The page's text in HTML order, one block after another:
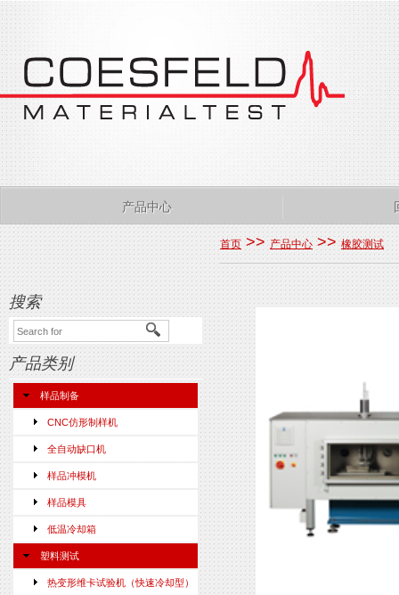
产品中心
搜索
产品类别
样品制备
CNC仿形制样机
全自动缺口机
样品冲模机
样品模具
低温冷却箱
塑料测试
热变形维卡试验机（快速冷却型）
首页 >> 产品中心 >>橡胶测试